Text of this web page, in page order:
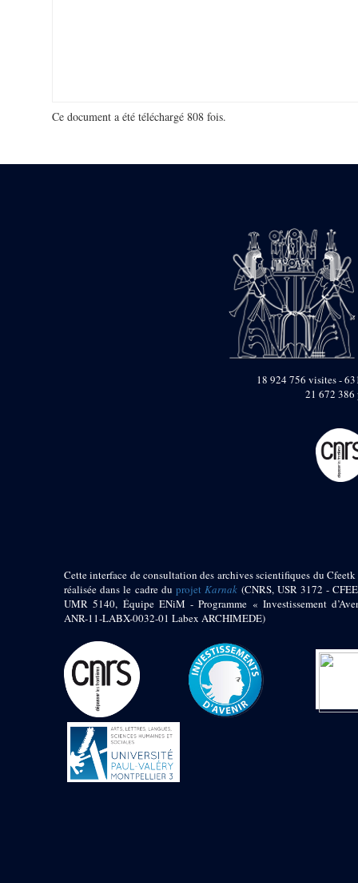
Ce document a été téléchargé 808 fois.
18 924 756 visites -
21 672 386
Cette interface de consultation des archives scientifiques du Cfeetk
réalisée dans le cadre duprojet Karnak (CNRS, USR 3172 -
UMR 5140, Équipe ENiM - Programme « Investissement
ANR-11-LABX-0032-01 Labex ARCHIMEDE)